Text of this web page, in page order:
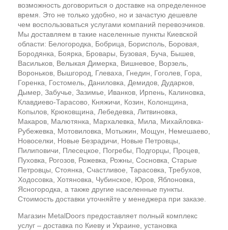
возможность договориться о доставке на определенное
время. Это не только удобно, но и зачастую дешевле
чем воспользоваться услугами компаний перевозчиков.
Мы доставляем в такие населенные пункты Киевской
области: Белогородка, Бобрица, Борисполь, Боровая,
Бородянка, Боярка, Бровары, Бузовая, Буча, Бышев,
Васильков, Велыкая Димерка, Вишневое, Ворзель,
Вороньков, Вышгород, Глеваха, Гнедин, Гоголев, Гора,
Горенка, Гостомель, Даниловка, Демидов, Дударков,
Дымер, Забучье, Зазимье, Иванков, Ирпень, Калиновка,
Клавдиево-Тарасово, Княжичи, Козин, Колонщина,
Копылов, Крюковщина, Лебедевка, Литвиновка,
Макаров, Малютянка, Мархалевка, Мила, Михайловка-
Рубежевка, Мотовиловка, Мотыжин, Мощун, Немешаево,
Новоселки, Новые Безрадичи, Новые Петровцы,
Пилиповичи, Плесецкое, Погребы, Подгорцы, Процев,
Пуховка, Рогозов, Рожевка, Рожны, Сосновка, Старые
Петровцы, Стоянка, Счастливое, Тарасовка, Требухов,
Ходосовка, Хотяновка, Чубинское, Юров, Яблоновка,
Ясногородка, а также другие населенные пункты.
Стоимость доставки уточняйте у менеджера при заказе.
Магазин MetalDoors предоставляет полный комплекс
услуг – доставка по Киеву и Украине, установка